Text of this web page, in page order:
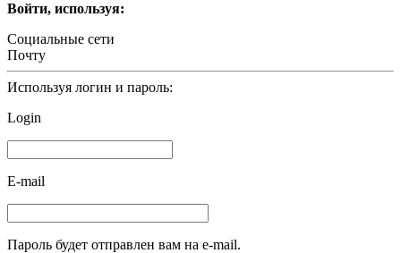
Войти, используя:
Социальные сети
Почту
Используя логин и пароль:
Login
E-mail
Пароль будет отправлен вам на e-mail.